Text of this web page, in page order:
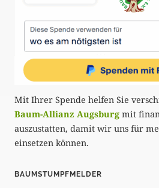
Mit Ihrer Spende helfen Sie
Baum-Allianz Augsburg mit
auszustatten, damit wir uns für
einsetzen können.
BAUMSTUMPFMELDER